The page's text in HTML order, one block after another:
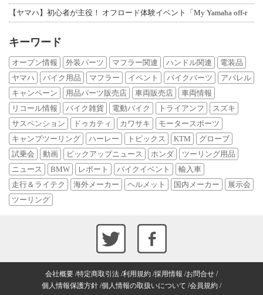
【ヤマハ】初心者が主役！ オフロード体験イベント「My Yamaha off-r
キーワード
オープン情報 外装パーツ マフラー関連 ハンドル関連
電装品
ヤマハ
バイク用品 マフラー イベント バイクパーツ
アパレル
キャンペーン
用品パーツ販売店 車両販売店
車両情報
リコール情報
バイク雑貨 電動バイク トライアンフ
スズキ
サスペンション
ドゥカティ カワサキ
モータースポーツ
キャンプツーリング
ハーレー トピックス KTM
グローブ
試乗会
動画 ピックアップニュース ホンダ
ツーリング用品
ニュース
BMW レポート バイクイベント
輸入車
走行＆ライテク
海外メーカー ヘルメット 国内メーカー
展示会
ツーリング
会社概要 特定商取引法 利用規約 採用情報 お問合せ
個人情報保護方針 個人情報の取扱いについて 会員規約